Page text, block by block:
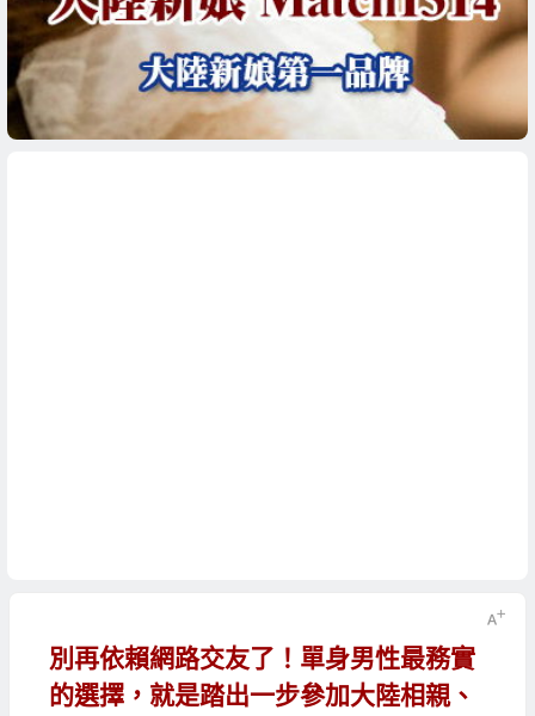
別再依賴網路交友了！單身男性最務實
的選擇，就是踏出一步參加大陸相親、